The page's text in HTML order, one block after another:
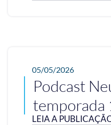
05/05/2026
Podcast
temporada
LEIA A